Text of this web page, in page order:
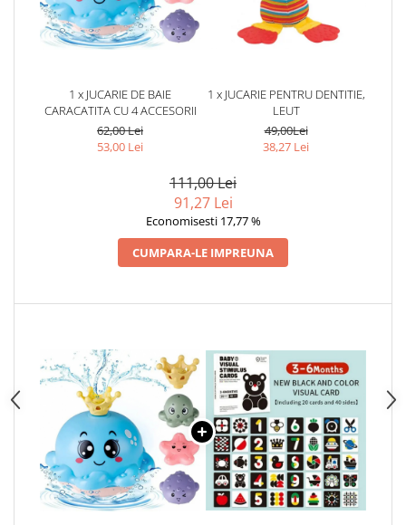
1 x JUCARIE DE BAIE
CARACATITA CU 4 ACCESORII
62,00 Lei
53,00 Lei
1 x JUCARIE PENTRU DENTITIE,
LEUT
49,00Lei
38,27 Lei
111,00 Lei
91,27 Lei
Economisesti 17,77 %
CUMPARA-LE IMPREUNA